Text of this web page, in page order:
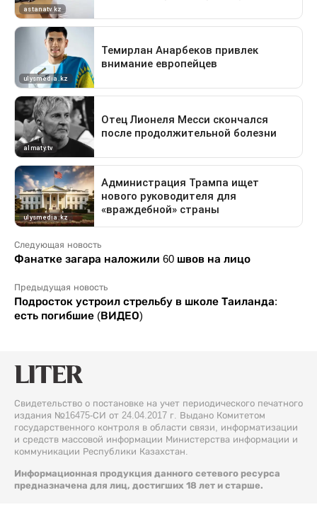
Следующая новость
Фанатке загара наложили 60 швов на лицо
Предыдущая новость
Подросток устроил стрельбу в школе Таиланда:
есть погибшие (ВИДЕО)
Свидетельство о постановке на учет периодического печатного
издания №16475-СИ от 24.04.2017 г. Выдано Комитетом
государственного контроля в области связи, информатизации
и средств массовой информации Министерства информации и
коммуникации Республики Казахстан.
Информационная продукция данного сетевого ресурса
предназначена для лиц, достигших 18 лет и старше.